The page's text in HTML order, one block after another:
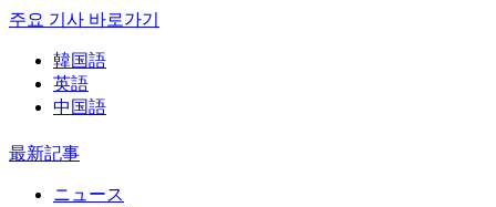
주요 기사 바로가기
韓国語
英語
中国語
最新記事
ニュース